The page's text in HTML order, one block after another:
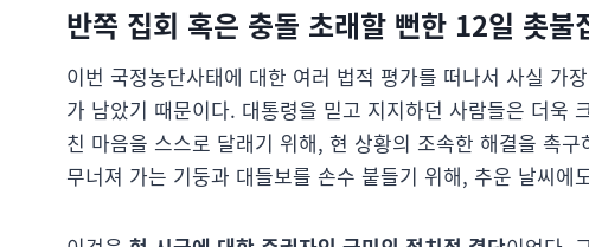
반쪽 집회 혹은 충돌 초래할 뻔한 12일 촛불
이번 국정농단사태에 대한 여러 법적 평가를 떠나서 사실 가
가 남았기 때문이다. 대통령을 믿고 지지하던 사람들은 더욱
친 마음을 스스로 달래기 위해, 현 상황의 조속한 해결을 촉
무너져 가는 기둥과 대들보를 손수 붙들기 위해, 추운 날씨에